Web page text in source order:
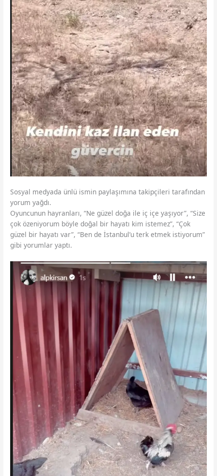
Sosyal medyada ünlü ismin paylaşımına takipçileri tarafından
yorum yağdı.
Oyuncunun hayranları, “Ne güzel doğa ile iç içe yaşıyor”, “Size
çok özeniyorum böyle doğal bir hayatı kim istemez”, “Çok
güzel bir hayatı var”, “Ben de İstanbul’u terk etmek istiyorum”
gibi yorumlar yaptı.